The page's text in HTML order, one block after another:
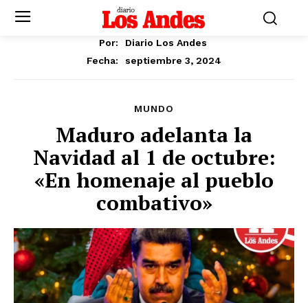
Por:
Diario Los Andes
Fecha:
septiembre 3, 2024
MUNDO
Maduro adelanta la
Navidad al 1 de octubre:
«En homenaje al pueblo
combativo»